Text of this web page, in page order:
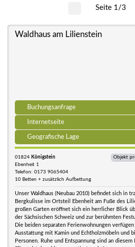
Seite 1/3
Waldhaus am Lilienstein
Buchungsanfrage
Internetseite
Geografische Lage
01824 Königstein
Ebenheit 1
Telefon: 0173 9065404
10 Betten + zusätzlich Aufbettung
Objekt
Unser Waldhaus (Neubau 2010) befindet sich in
Bergkulisse im Ortsteil Ebenheit am Fuße des
großen Garten eröffnet sich ein herrlicher Blick
der Sächsischen Schweiz und zur berühmten
Die beiden separaten Ferienwohnungen
Ausstattung mit Kamin und Echtholzmöbeln und
Personen. Ruhe und Entspannung sind an diesem